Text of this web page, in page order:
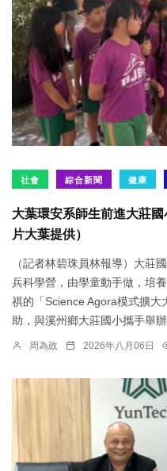
社會 綜合新聞 健康
大葉環安系師生前進大莊
片大葉提供）
（記者林碧珠員林報導）大莊
兵科學營，由學童動手做，培
祺的「Science Agora模式擴大
助，與溪州鄉大莊國小攜手舉辦
周為政 2026年八月06日